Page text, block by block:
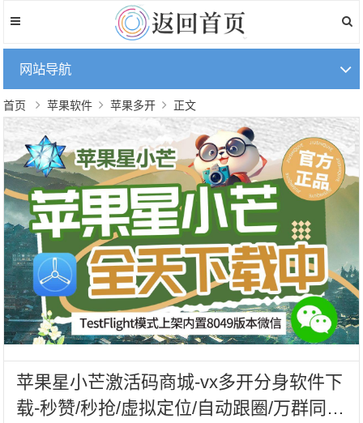
网站导航
首页 苹果软件 苹果多开 正文
苹果星小芒激活码商城-vx多开分身软件下
载-秒赞/秒抢/虚拟定位/自动跟圈/万群同